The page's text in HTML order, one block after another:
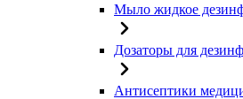
Мыло жидкое
Дозаторы для
Антисептики